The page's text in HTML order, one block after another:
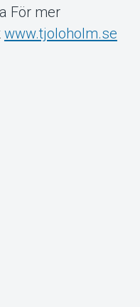
För mer
www.tjoloholm.se